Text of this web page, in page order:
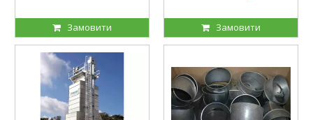
Замовити Замовити